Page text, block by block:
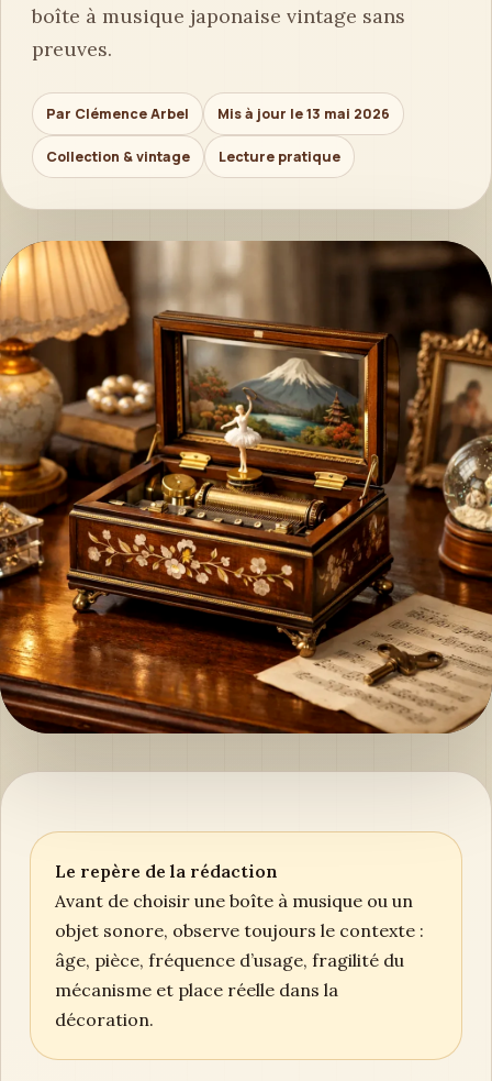
boîte à musique japonaise vintage sans
preuves.
Par Clémence Arbel Mis à jour le 13 mai 2026
Collection & vintage Lecture pratique
Le repère de la rédaction
Avant de choisir une boîte à musique ou un
objet sonore, observe toujours le contexte :
âge, pièce, fréquence d’usage, fragilité du
mécanisme et place réelle dans la
décoration.